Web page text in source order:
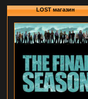
LOST магазин